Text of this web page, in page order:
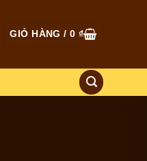
GIỎ HÀNG /0 ₫